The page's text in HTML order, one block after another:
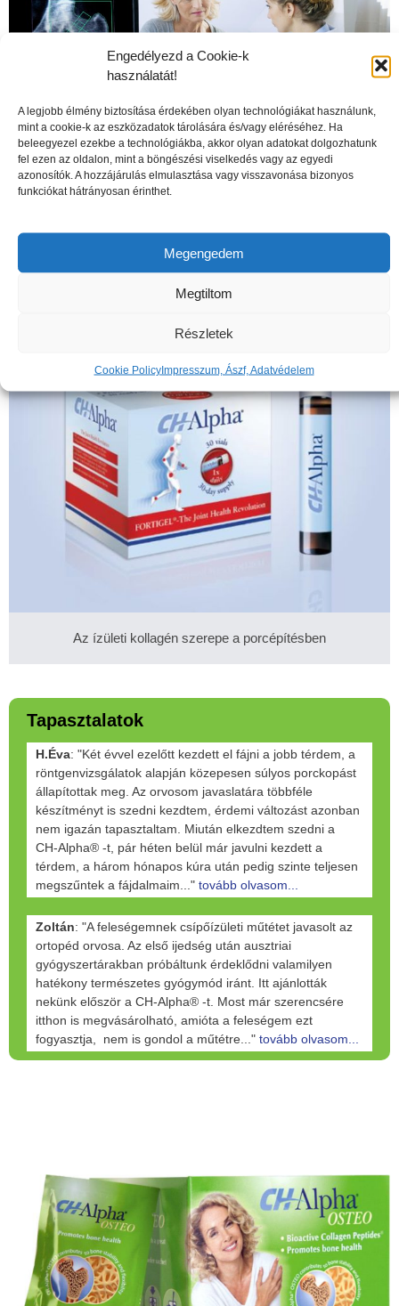
Engedélyezd a Cookie-k
használatát!
A legjobb élmény biztosítása érdekében olyan technológiákat használunk,
mint a cookie-k az eszközadatok tárolására és/vagy eléréséhez. Ha
beleegyezel ezekbe a technológiákba, akkor olyan adatokat dolgozhatunk
fel ezen az oldalon, mint a böngészési viselkedés vagy az egyedi
azonosítók. A hozzájárulás elmulasztása vagy visszavonása bizonyos
funkciókat hátrányosan érinthet.
Megengedem
Megtiltom
Részletek
Cookie PolicyImpresszum, Ászf, Adatvédelem
A csontritkulás veszélyei
Az ízületi kollagén szerepe a porcépítésben
Tapasztalatok
H.Éva: "Két évvel ezelőtt kezdett el fájni a jobb térdem, a
röntgenvizsgálatok alapján közepesen súlyos porckopást
állapítottak meg. Az orvosom javaslatára többféle
készítményt is szedni kezdtem, érdemi változást azonban
nem igazán tapasztaltam. Miután elkezdtem szedni a
CH-Alpha® -t, pár héten belül már javulni kezdett a
térdem, a három hónapos kúra után pedig szinte teljesen
megszűntek a fájdalmaim..." tovább olvasom...
Zoltán: "A feleségemnek csípőízületi műtétet javasolt az
ortopéd orvosa. Az első ijedség után ausztriai
gyógyszertárakban próbáltunk érdeklődni valamilyen
hatékony természetes gyógymód iránt. Itt ajánlották
nekünk először a CH-Alpha® -t. Most már szerencsére
itthon is megvásárolható, amióta a feleségem ezt
fogyasztja, nem is gondol a műtétre..." tovább olvasom...